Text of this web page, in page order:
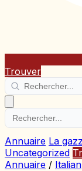
Trouver
Annuaire La
Uncategorized
Annuaire / Italian